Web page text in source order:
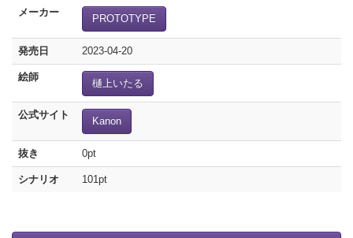
メーカー
PROTOTYPE
発売日 2023-04-20
絵師
樋上いたる
公式サイト
Kanon
抜き 0pt
シナリオ 101pt